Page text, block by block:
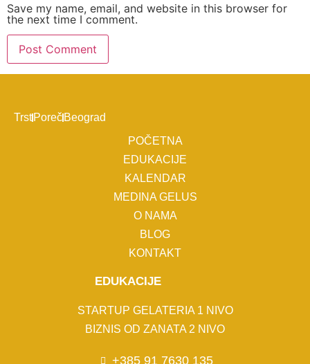
Save my name, email, and website in this browser for
the next time I comment.
Trst Poreč Beograd
POČETNA
EDUKACIJE
KALENDAR
MEDINA GELUS
O NAMA
BLOG
KONTAKT
EDUKACIJE
STARTUP GELATERIA 1 NIVO
BIZNIS OD ZANATA 2 NIVO
+385 91 7630 135